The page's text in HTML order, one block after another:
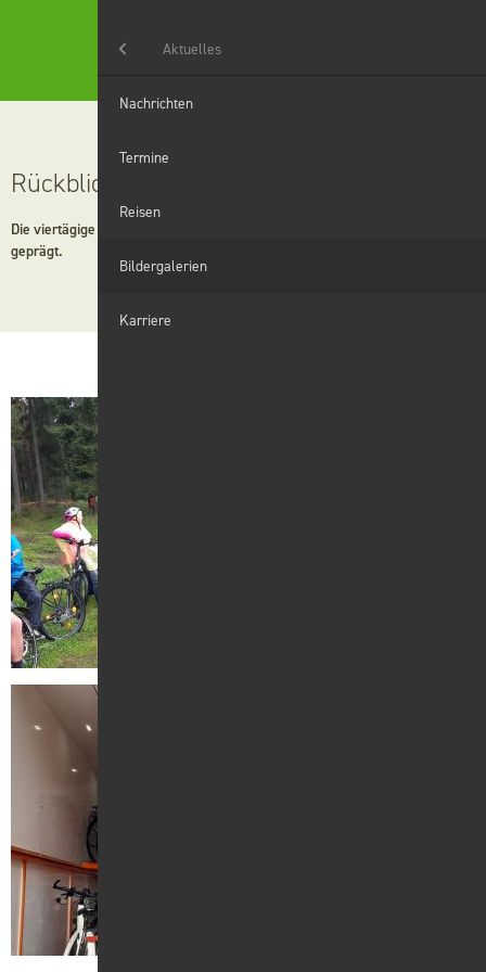
Rückblick Radreise
Die viertägige Radreise des Maschinenrings war von wechselhaftem Wetter
geprägt.
Aktuelles
Grünanlagen
Wir
Karriere
Kontakt
Suche
Aktuelles
Nachrichten
Termine
Reisen
Bildergalerien
Karriere